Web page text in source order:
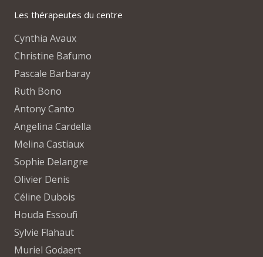
Les thérapeutes du centre
Cynthia Avaux
Christine Bafumo
Pascale Barbaray
Ruth Bono
Antony Canto
Angelina Cardella
Melina Castiaux
Sophie Delangre
Olivier Denis
Céline Dubois
Houda Essoufi
Sylvie Flahaut
Muriel Godaert